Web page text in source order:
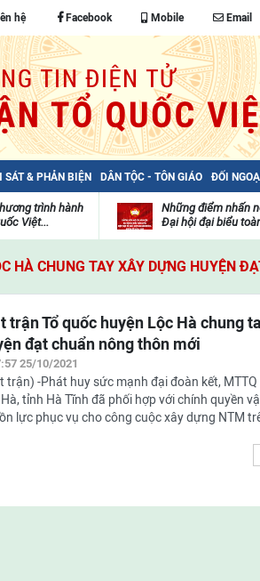
hệ Facebook Mobile Email
SÁT & PHẢN BIỆN DÂN TỘC - TÔN GIÁO ĐỐI
trình hành
Việt...
viện
Những điểm nhấn
Đại hội đại biểu
HÀ CHUNG TAY XÂY DỰNG HUYỆN
trận Tổ quốc huyện Lộc Hà chung
đạt chuẩn nông thôn mới
25/10/2021
trận) -Phát huy sức mạnh đại đoàn kết, MTTQ
Hà, tỉnh Hà Tĩnh đã phối hợp với chính quyền
lực phục vụ cho công cuộc xây dựng NTM